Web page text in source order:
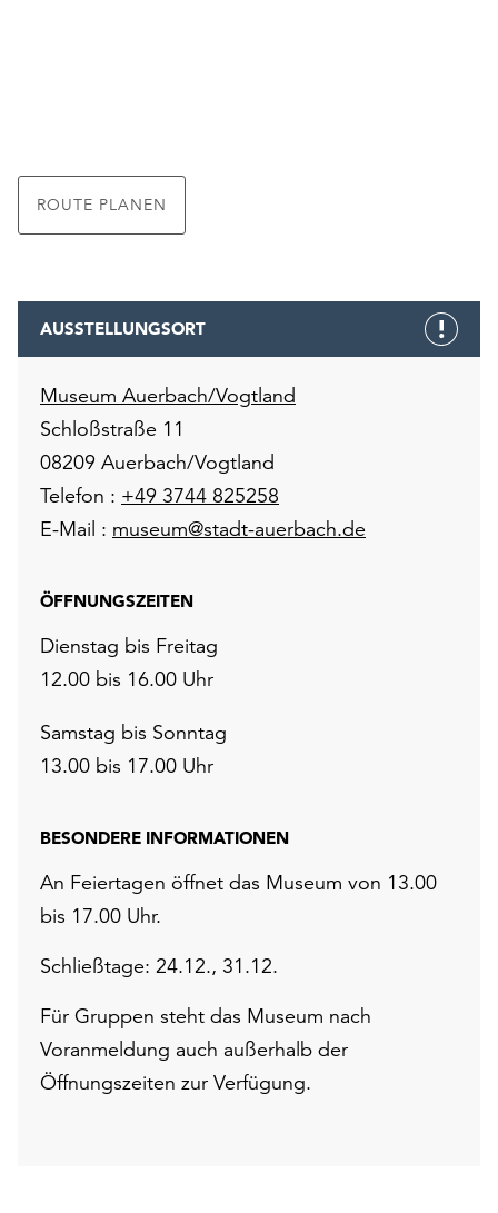
ROUTE PLANEN
AUSSTELLUNGSORT
Museum Auerbach/Vogtland
Schloßstraße 11
08209 Auerbach/Vogtland
Telefon : +49 3744 825258
E-Mail : museum@stadt-auerbach.de
ÖFFNUNGSZEITEN
Dienstag bis Freitag
12.00 bis 16.00 Uhr
Samstag bis Sonntag
13.00 bis 17.00 Uhr
BESONDERE INFORMATIONEN
An Feiertagen öffnet das Museum von 13.00
bis 17.00 Uhr.
Schließtage: 24.12., 31.12.
Für Gruppen steht das Museum nach
Voranmeldung auch außerhalb der
Öffnungszeiten zur Verfügung.